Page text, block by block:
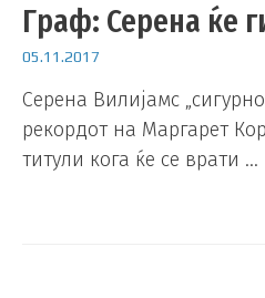
Граф: Серена ќе
05.11.2017
Серена Вилијамс
рекордот на Маргарет
титули кога ќе се врати …